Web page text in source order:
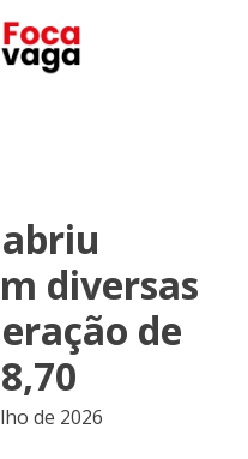
diversas
de
de 2026